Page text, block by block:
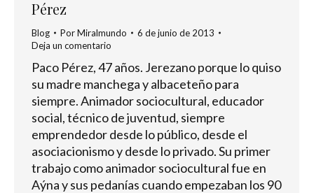
Pérez
Blog PorMiralmundo
6 de junio de 2013
Deja un comentario
Paco Pérez, 47 años. Jerezano porque lo quiso
su madre manchega y albaceteño para
siempre. Animador sociocultural, educador
social, técnico de juventud, siempre
emprendedor desde lo público, desde el
asociacionismo y desde lo privado. Su primer
trabajo como animador sociocultural fue en
Aýna y sus pedanías cuando empezaban los 90